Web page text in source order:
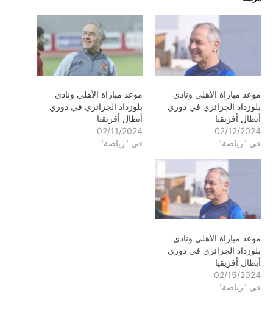
موعد مباراة الأهلي ونادي
بلوزداد الجزائري في دوري
أبطال أفريقيا
02/12/2024
في "رياضة"
موعد مباراة الأهلي ونادي
بلوزداد الجزائري في دوري
أبطال أفريقيا
02/11/2024
في "رياضة"
موعد مباراة الأهلي ونادي
بلوزداد الجزائري في دوري
أبطال أفريقيا
02/15/2024
في "رياضة"